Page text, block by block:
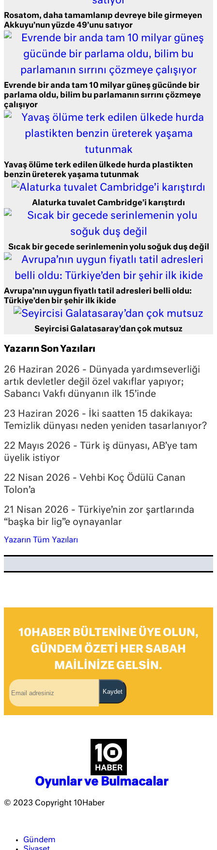
Rosatom, daha tamamlanıp devreye bile girmeyen
Akkuyu’nun yüzde 49’unu satıyor
Evrende bir anda tam 10 milyar güneş gücünde bir
parlama oldu, bilim bu parlamanın sırrını çözmeye
çalışıyor
Yavaş ölüme terk edilen ülkede hurda plastikten
benzin üreterek yaşama tutunmak
Alaturka tuvalet Cambridge’i karıştırdı
Sıcak bir gecede serinlemenin yolu soğuk duş değil
Avrupa’nın uygun fiyatlı tatil adresleri belli oldu:
Türkiye’den bir şehir ilk ikide
Seyircisi Galatasaray’dan çok mutsuz
Yazarın Son Yazıları
26 Haziran 2026 - Dünyada yardımseverliği
artık devletler değil özel vakıflar yapıyor;
Sabancı Vakfı dünyanın ilk 15’inde
23 Haziran 2026 - İki saatten 15 dakikaya:
Temizlik dünyası neden yeniden tasarlanıyor?
22 Mayıs 2026 - Türk iş dünyası, AB’ye tam
üyelik istiyor
22 Nisan 2026 - Vehbi Koç Ödülü Canan
Tolon’a
21 Nisan 2026 - Türkiye’nin zor şartlarında
“başka bir lig”e oynayanlar
Yazarın Tüm Yazıları
10HABER BÜLTENINE ÜYE OLUN,
GÜNDEM ÖZETI HER SABAH
MAILINIZE GELSIN.
Kaydet
Oyunlar ve Bulmacalar
© 2023 Copyright 10Haber
Gündem